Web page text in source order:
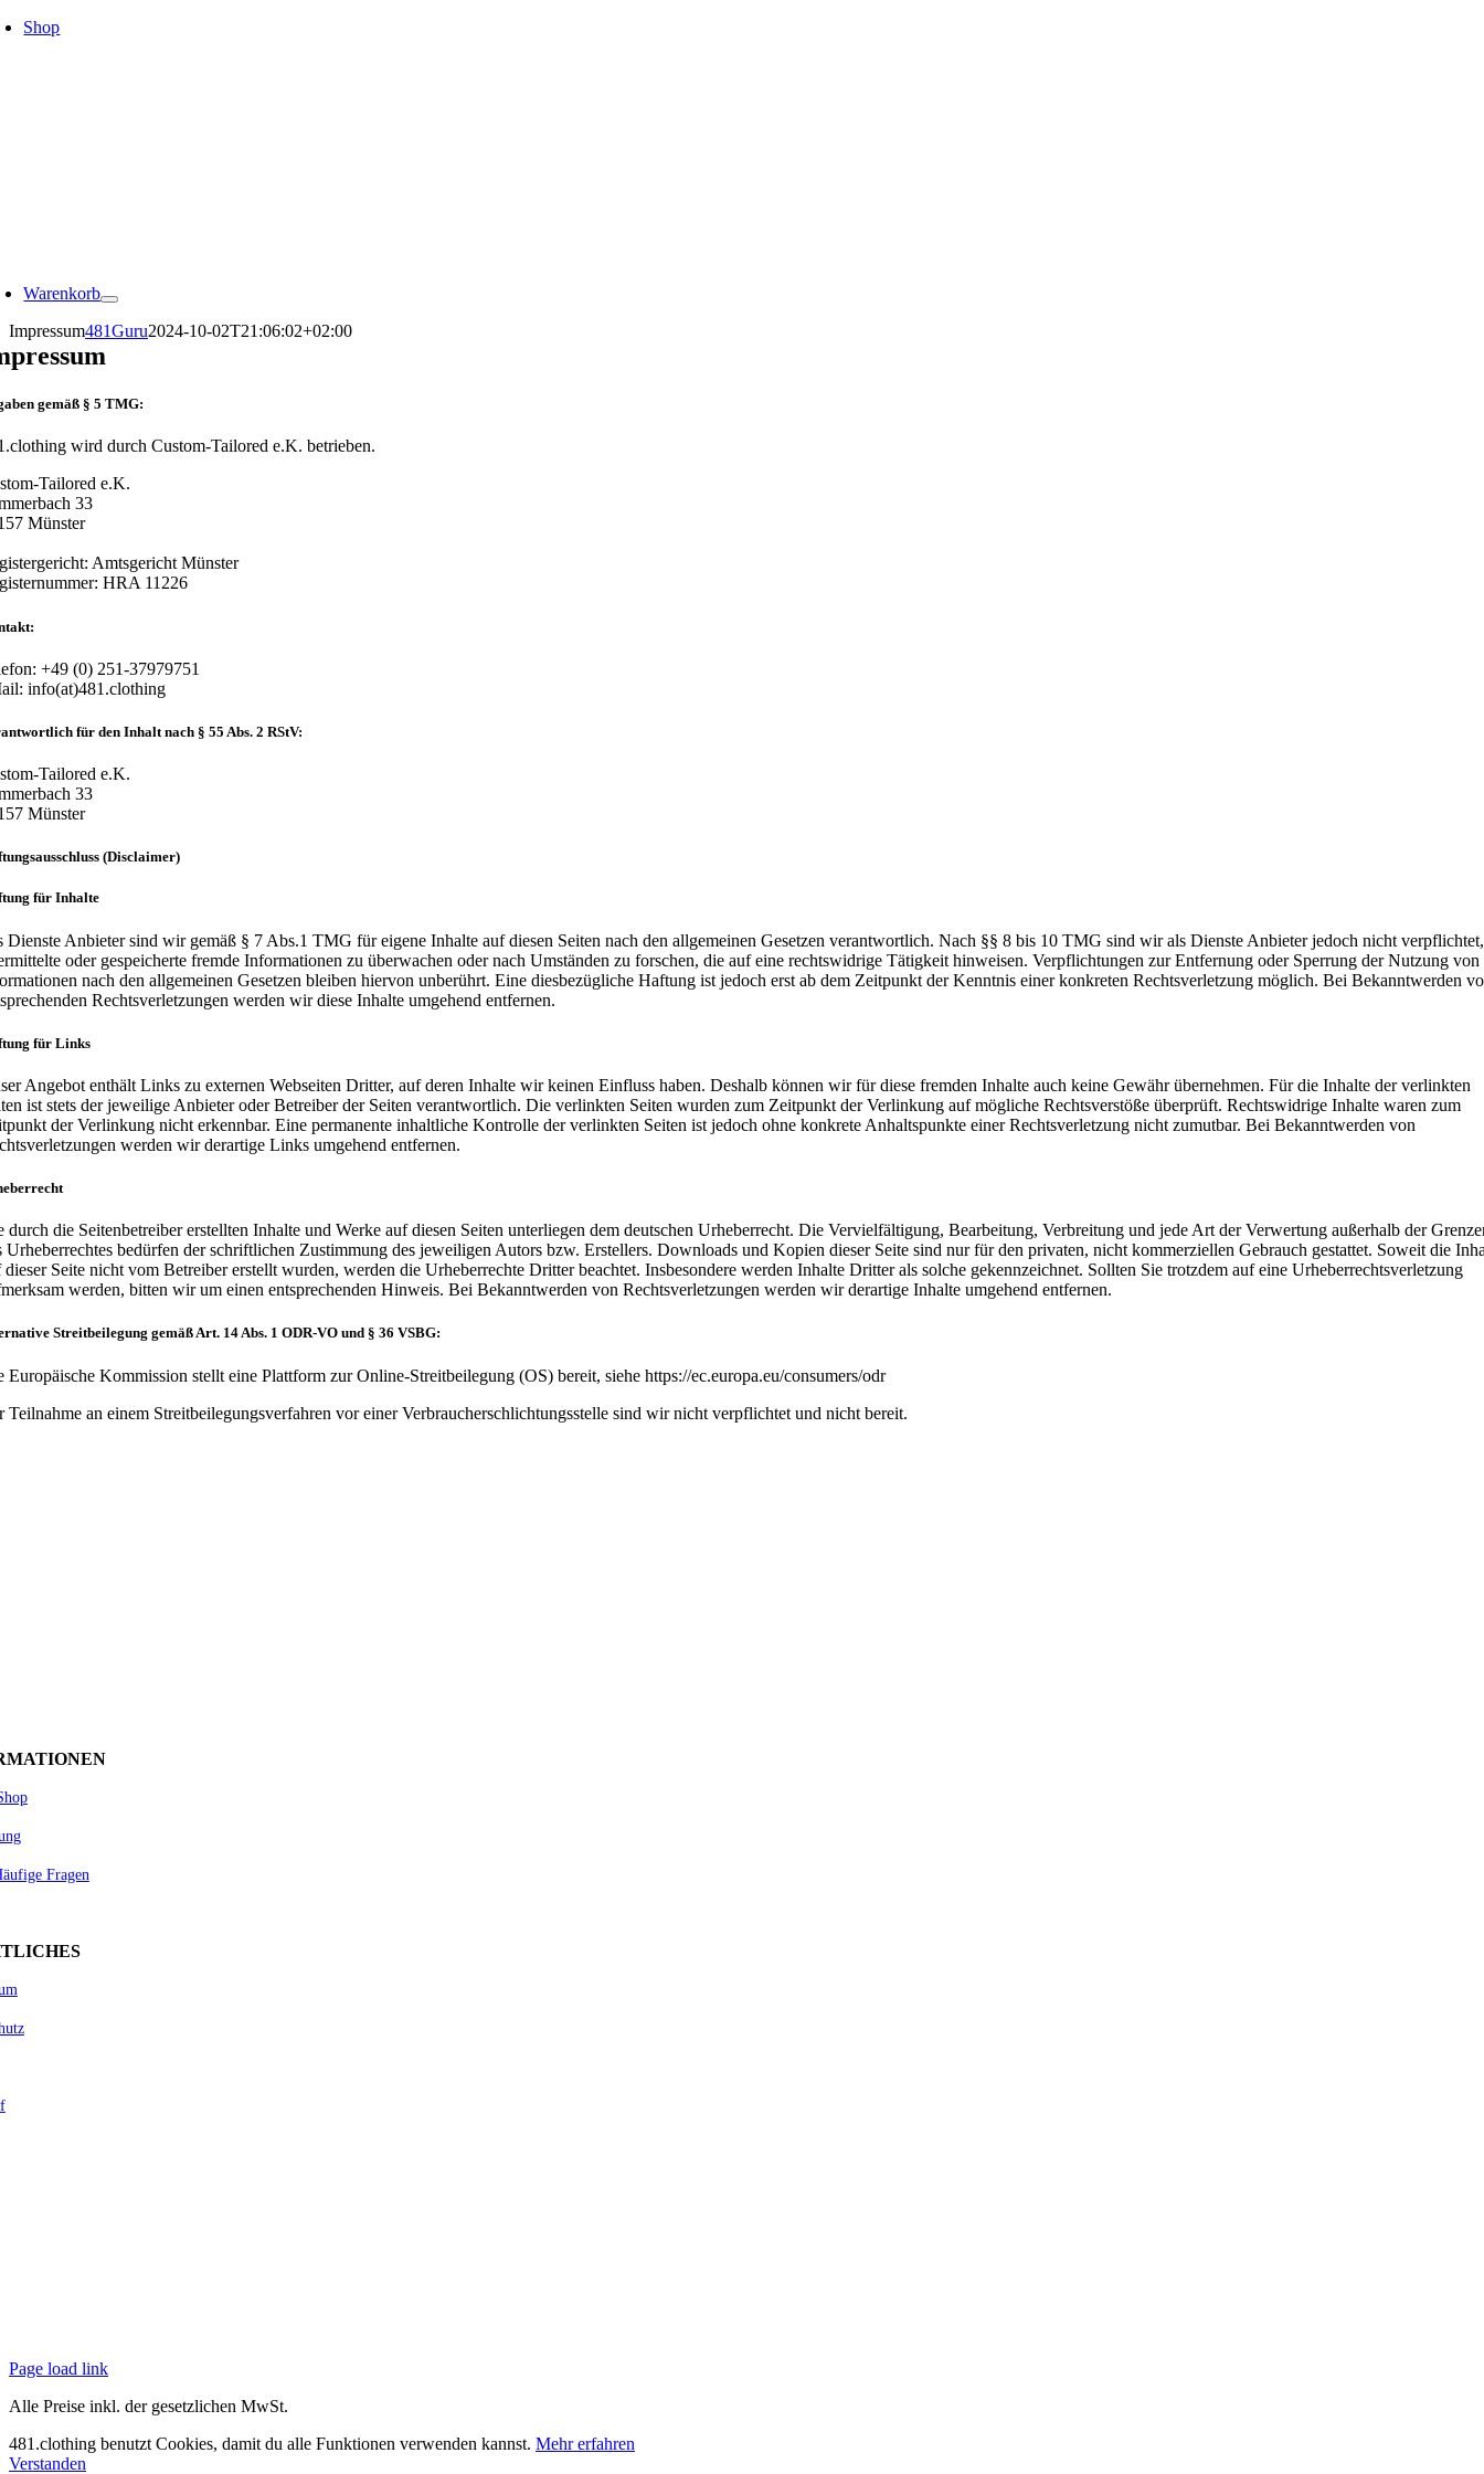
ZumShop
Warenkorb
Impressum481Guru2024-10-02T21:06:02+02:00
gemäß § 5 TMG:
wird durch Custom-Tailored e.K. betrieben.
Tailored e.K.
33
Münster
Amtsgericht Münster
HRA 11226
+49 (0) 251-37979751
info(at)481.clothing
für den Inhalt nach § 55 Abs. 2 RStV:
Tailored e.K.
33
Münster
(Disclaimer)
für Inhalte
Dienste Anbieter sind wir gemäß § 7 Abs.1 TMG für eigene Inhalte auf diesen Seiten nach den allgemeinen Gesetzen verantwortlich. Nach §§ 8 bis 10 TMG sind wir als Dienste Anbieter jedoch nicht verpflichtet,
oder gespeicherte fremde Informationen zu überwachen oder nach Umständen zu forschen, die auf eine rechtswidrige Tätigkeit hinweisen. Verpflichtungen zur Entfernung oder Sperrung der Nutzung von
nach den allgemeinen Gesetzen bleiben hiervon unberührt. Eine diesbezügliche Haftung ist jedoch erst ab dem Zeitpunkt der Kenntnis einer konkreten Rechtsverletzung möglich. Bei Bekanntwerden
Rechtsverletzungen werden wir diese Inhalte umgehend entfernen.
für Links
Angebot enthält Links zu externen Webseiten Dritter, auf deren Inhalte wir keinen Einfluss haben. Deshalb können wir für diese fremden Inhalte auch keine Gewähr übernehmen. Für die Inhalte der verlinkten
ist stets der jeweilige Anbieter oder Betreiber der Seiten verantwortlich. Die verlinkten Seiten wurden zum Zeitpunkt der Verlinkung auf mögliche Rechtsverstöße überprüft. Rechtswidrige Inhalte waren zum
der Verlinkung nicht erkennbar. Eine permanente inhaltliche Kontrolle der verlinkten Seiten ist jedoch ohne konkrete Anhaltspunkte einer Rechtsverletzung nicht zumutbar. Bei Bekanntwerden von
werden wir derartige Links umgehend entfernen.
durch die Seitenbetreiber erstellten Inhalte und Werke auf diesen Seiten unterliegen dem deutschen Urheberrecht. Die Vervielfältigung, Bearbeitung, Verbreitung und jede Art der Verwertung außerhalb der
Urheberrechtes bedürfen der schriftlichen Zustimmung des jeweiligen Autors bzw. Erstellers. Downloads und Kopien dieser Seite sind nur für den privaten, nicht kommerziellen Gebrauch gestattet. Soweit die
dieser Seite nicht vom Betreiber erstellt wurden, werden die Urheberrechte Dritter beachtet. Insbesondere werden Inhalte Dritter als solche gekennzeichnet. Sollten Sie trotzdem auf eine Urheberrechtsverletzung
werden, bitten wir um einen entsprechenden Hinweis. Bei Bekanntwerden von Rechtsverletzungen werden wir derartige Inhalte umgehend entfernen.
Streitbeilegung gemäß Art. 14 Abs. 1 ODR-VO und § 36 VSBG:
Europäische Kommission stellt eine Plattform zur Online-Streitbeilegung (OS) bereit, siehe https://ec.europa.eu/consumers/odr
Teilnahme an einem Streitbeilegungsverfahren vor einer Verbraucherschlichtungsstelle sind wir nicht verpflichtet und nicht bereit.
Fragen
Page load link
Alle Preise inkl. der gesetzlichen MwSt.
481.clothing benutzt Cookies, damit du alle Funktionen verwenden kannst. Mehr erfahren
Verstanden